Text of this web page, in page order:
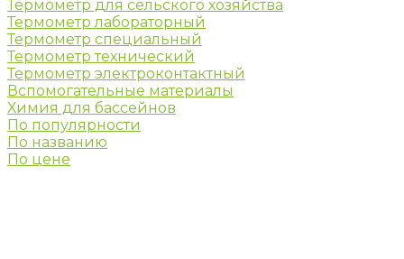
Термометр для сельского хозяйства
Термометр лабораторный
Термометр специальный
Термометр технический
Термометр электроконтактный
Вспомогательные материалы
Химия для бассейнов
По популярности
По названию
По цене